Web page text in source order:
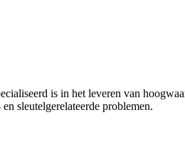
is in het leveren van
sleutelgerelateerde problemen.